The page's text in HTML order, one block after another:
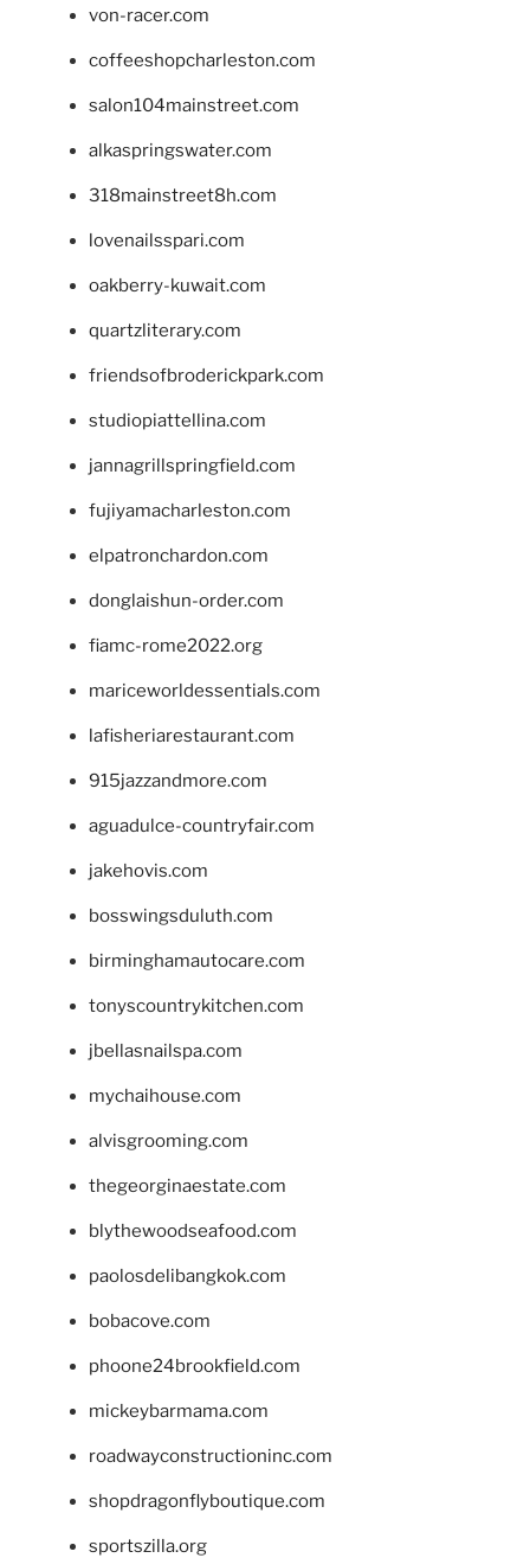
von-racer.com
coffeeshopcharleston.com
salon104mainstreet.com
alkaspringswater.com
318mainstreet8h.com
lovenailsspari.com
oakberry-kuwait.com
quartzliterary.com
friendsofbroderickpark.com
studiopiattellina.com
jannagrillspringfield.com
fujiyamacharleston.com
elpatronchardon.com
donglaishun-order.com
fiamc-rome2022.org
mariceworldessentials.com
lafisheriarestaurant.com
915jazzandmore.com
aguadulce-countryfair.com
jakehovis.com
bosswingsduluth.com
birminghamautocare.com
tonyscountrykitchen.com
jbellasnailspa.com
mychaihouse.com
alvisgrooming.com
thegeorginaestate.com
blythewoodseafood.com
paolosdelibangkok.com
bobacove.com
phoone24brookfield.com
mickeybarmama.com
roadwayconstructioninc.com
shopdragonflyboutique.com
sportszilla.org